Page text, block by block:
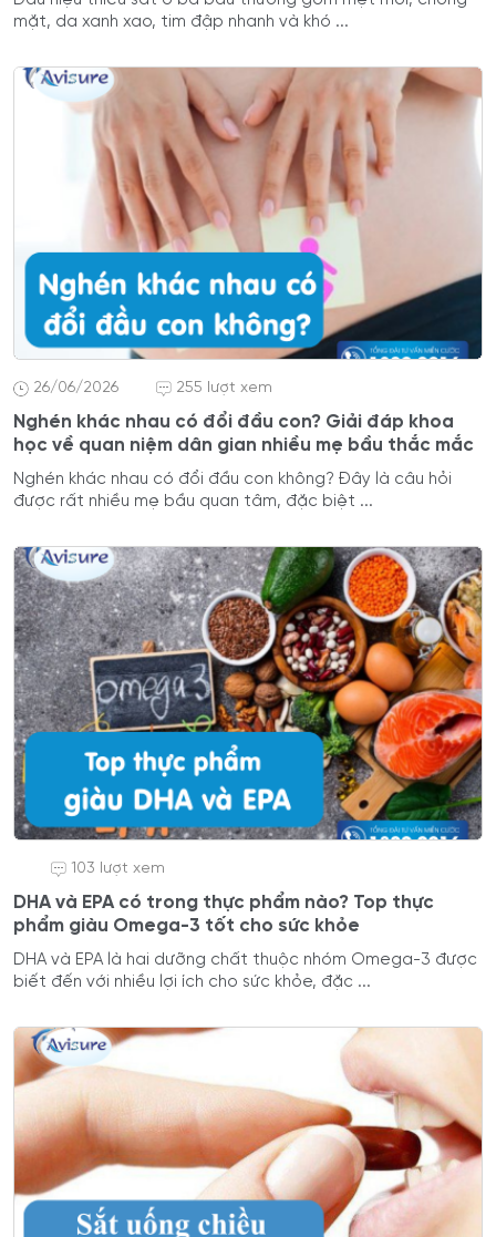
mặt, da xanh xao, tim đập nhanh và khó ...
26/06/2026 255 lượt xem
Nghén khác nhau có đổi đầu con? Giải đáp khoa
học về quan niệm dân gian nhiều mẹ bầu thắc mắc
Nghén khác nhau có đổi đầu con không? Đây là câu hỏi
được rất nhiều mẹ bầu quan tâm, đặc biệt ...
103 lượt xem
DHA và EPA có trong thực phẩm nào? Top thực
phẩm giàu Omega-3 tốt cho sức khỏe
DHA và EPA là hai dưỡng chất thuộc nhóm Omega-3 được
biết đến với nhiều lợi ích cho sức khỏe, đặc ...